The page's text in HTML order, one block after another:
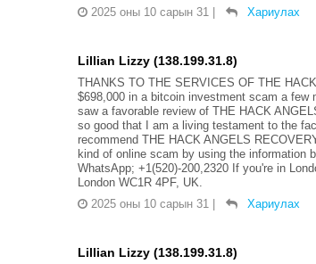
2025 оны 10 сарын 31
Хариулах
Lillian Lizzy (138.199.31.8)
THANKS TO THE SERVICES OF THE
$698,000 in a bitcoin investment scam a few
saw a favorable review of THE HACK
so good that I am a living testament to the
recommend THE HACK ANGELS
kind of online scam by using the information
WhatsApp; +1(520)-200,2320 If you're in
London WC1R 4PF, UK.
2025 оны 10 сарын 31
Хариулах
Lillian Lizzy (138.199.31.8)